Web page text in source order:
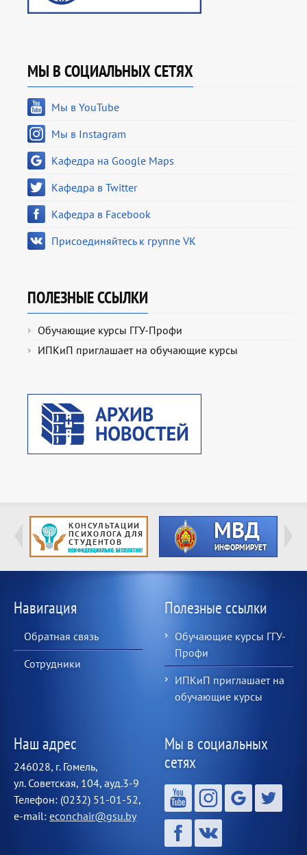
МЫ В СОЦИАЛЬНЫХ СЕТЯХ
Мы в YouTube
Мы в Instagram
Кафедра на Google Maps
Кафедра в Twitter
Кафедра в Facebook
Присоединяйтесь к группе VK
ПОЛЕЗНЫЕ ССЫЛКИ
Обучающие курсы ГГУ-Профи
ИПКиП приглашает на обучающие курсы
Навигация
Обратная связь
Сотрудники
Полезные ссылки
Обучающие курсы ГГУ-
Профи
ИПКиП приглашает на
обучающие курсы
Наш адрес
246028, г. Гомель,
ул. Советская, 104, ауд.3-9
Телефон: (0232) 51-01-52,
e-mail: econchair@gsu.by
Мы в социальных
сетях